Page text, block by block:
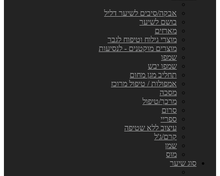
אבקה/סיבים לשיער דליל
בושם לשיער
מארזים
מוצרי גילוח וטיפוח לגבר
מוצרים מוקטנים - לנסיעות
שמפו
שמפו יבש
תחליב מגן מחום
אמפולות / טיפול מרוכז
מסכה
מרכך/טיפול
סרום
ספריי
עיצוב ללא שטיפה
קרם/ג'ל
שמן
מוס
סוג שיער